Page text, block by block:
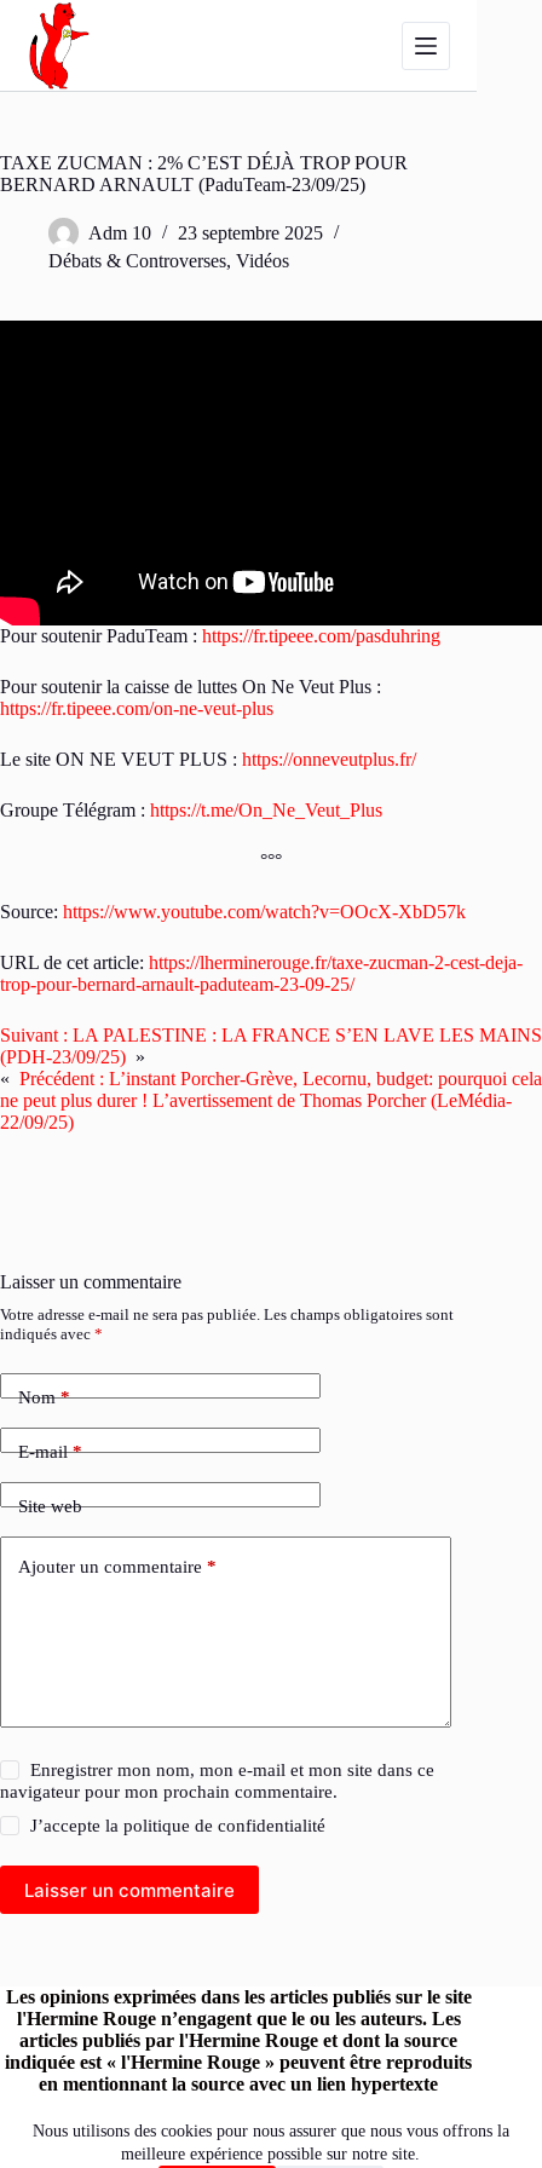
Passer
contenu
Nous utilisons des cookies pour nous assurer que nous vous offrons la
meilleure expérience possible sur notre site.
TAXE ZUCMAN : 2% C’EST DÉJÀ TROP POUR
BERNARD ARNAULT (PaduTeam-23/09/25)
Adm 10
23 septembre 2025
Débats & Controverses, Vidéos
Pour soutenir PaduTeam : https://fr.tipeee.com/pasduhring
Pour soutenir la caisse de luttes On Ne Veut Plus :
https://fr.tipeee.com/on-ne-veut-plus
Le site ON NE VEUT PLUS : https://onneveutplus.fr/
Groupe Télégram : https://t.me/On_Ne_Veut_Plus
°°°
Source: https://www.youtube.com/watch?v=OOcX-XbD57k
URL de cet article: https://lherminerouge.fr/taxe-zucman-2-cest-deja-
trop-pour-bernard-arnault-paduteam-23-09-25/
Suivant : LA PALESTINE : LA FRANCE S’EN LAVE LES MAINS
(PDH-23/09/25) »
« Précédent : L’instant Porcher-Grève, Lecornu, budget: pourquoi cela
ne peut plus durer ! L’avertissement de Thomas Porcher (LeMédia-
22/09/25)
Laisser un commentaire
Votre adresse e-mail ne sera pas publiée. Les champs obligatoires sont
indiqués avec *
Nom*
E-mail*
Site web
Ajouter un commentaire *
Enregistrer mon nom, mon e-mail et mon site dans ce
navigateur pour mon prochain commentaire.
J’accepte lapolitique de confidentialité
Laisser un commentaire
Les opinions exprimées dans les articles publiés sur le site
l'Hermine Rouge n’engagent que le ou les auteurs. Les
articles publiés par l'Hermine Rouge et dont la source
indiquée est « l'Hermine Rouge » peuvent être reproduits
en mentionnant la source avec un lien hypertexte
Retrouvez l'Hermine Rouge sur les réseaux :